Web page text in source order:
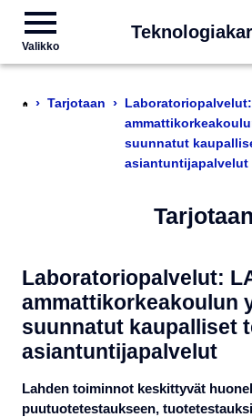
Valikko
› Tarjotaan ›
suunnatut
asiantuntijapalvelut
Tarjotaan
Laboratoriopalvelut:
ammattikorkeakoulun
suunnatut kaupalliset
asiantuntijapalvelut
Lahden toiminnot keskittyvät
puutuotetestaukseen,